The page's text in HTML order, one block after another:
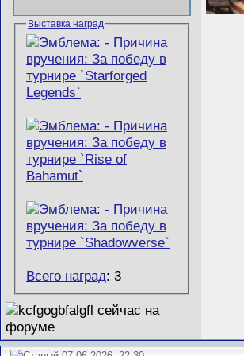
Выставка наград
Всего наград: 3